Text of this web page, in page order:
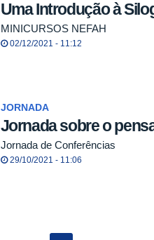
Uma Introdução à
MINICURSOS NEFAH
02/12/2021 - 11:12
JORNADA
Jornada sobre o
Jornada de Conferências
29/10/2021 - 11:06